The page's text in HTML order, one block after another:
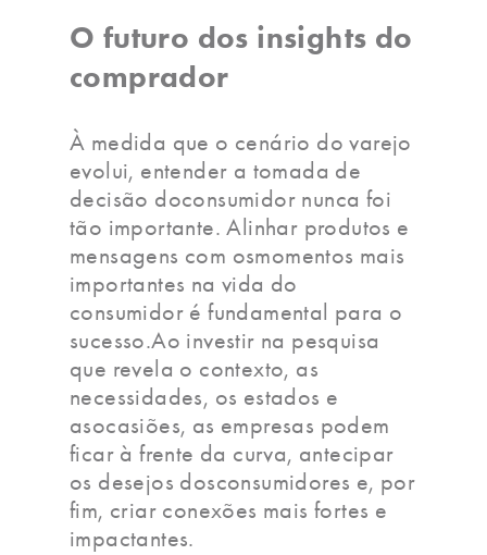
O futuro dos insights do
comprador
À medida que o cenário do varejo
evolui, entender a tomada de
decisão doconsumidor nunca foi
tão importante. Alinhar produtos e
mensagens com osmomentos mais
importantes na vida do
consumidor é fundamental para o
sucesso.Ao investir na pesquisa
que revela o contexto, as
necessidades, os estados e
asocasiões, as empresas podem
ficar à frente da curva, antecipar
os desejos dosconsumidores e, por
fim, criar conexões mais fortes e
impactantes.